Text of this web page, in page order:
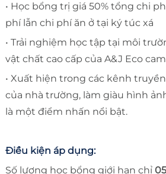
• Học bổng trị giá 50% tổng chi
phí lẫn chi phí ăn ở tại ký túc xá
• Trải nghiệm học tập tại môi
vật chất cao cấp của A&J Eco
• Xuất hiện trong các kênh
của nhà trường, làm giàu hình
là một điểm nhấn nổi bật.
Điều kiện áp dụng:
Số lượng học bổng giới hạn chỉ